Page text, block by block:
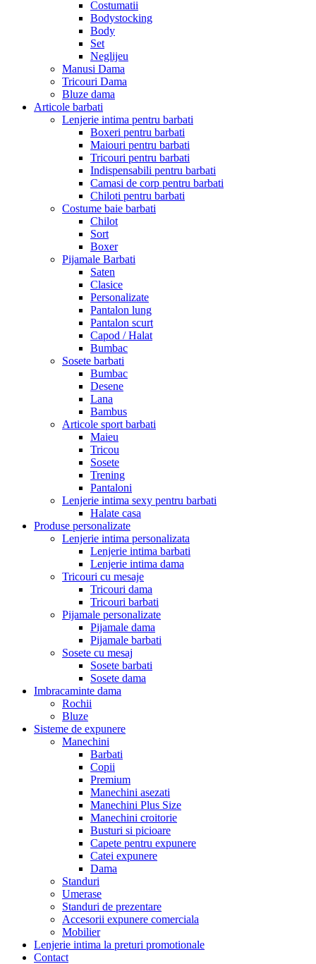
Costumatii
Bodystocking
Body
Set
Neglijeu
Manusi Dama
Tricouri Dama
Bluze dama
Articole barbati
Lenjerie intima pentru barbati
Boxeri pentru barbati
Maiouri pentru barbati
Tricouri pentru barbati
Indispensabili pentru barbati
Camasi de corp pentru barbati
Chiloti pentru barbati
Costume baie barbati
Chilot
Sort
Boxer
Pijamale Barbati
Saten
Clasice
Personalizate
Pantalon lung
Pantalon scurt
Capod / Halat
Bumbac
Sosete barbati
Bumbac
Desene
Lana
Bambus
Articole sport barbati
Maieu
Tricou
Sosete
Trening
Pantaloni
Lenjerie intima sexy pentru barbati
Halate casa
Produse personalizate
Lenjerie intima personalizata
Lenjerie intima barbati
Lenjerie intima dama
Tricouri cu mesaje
Tricouri dama
Tricouri barbati
Pijamale personalizate
Pijamale dama
Pijamale barbati
Sosete cu mesaj
Sosete barbati
Sosete dama
Imbracaminte dama
Rochii
Bluze
Sisteme de expunere
Manechini
Barbati
Copii
Premium
Manechini asezati
Manechini Plus Size
Manechini croitorie
Busturi si picioare
Capete pentru expunere
Catei expunere
Dama
Standuri
Umerase
Standuri de prezentare
Accesorii expunere comerciala
Mobilier
Lenjerie intima la preturi promotionale
Contact